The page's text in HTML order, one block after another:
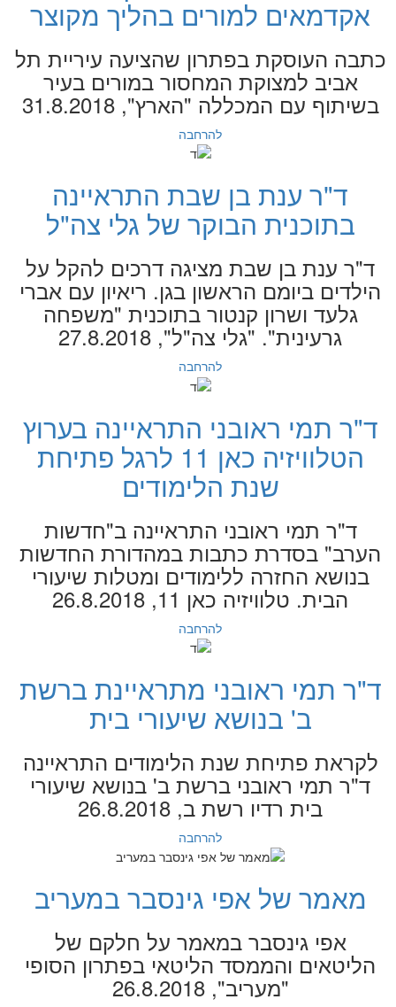
אקדמאים למורים בהליך מקוצר
כתבה העוסקת בפתרון שהציעה עיריית תל
אביב למצוקת המחסור במורים בעיר
בשיתוף עם המכללה "הארץ", 31.8.2018
להרחבה
ד"ר ענת בן שבת התראיינה
בתוכנית הבוקר של גלי צה"ל
ד"ר ענת בן שבת מציגה דרכים להקל על
הילדים ביומם הראשון בגן. ריאיון עם אברי
גלעד ושרון קנטור בתוכנית "משפחה
גרעינית". "גלי צה"ל", 27.8.2018
להרחבה
ד"ר תמי ראובני התראיינה בערוץ
הטלוויזיה כאן 11 לרגל פתיחת
שנת הלימודים
ד"ר תמי ראובני התראיינה ב"חדשות
הערב" בסדרת כתבות במהדורת החדשות
בנושא החזרה ללימודים ומטלות שיעורי
הבית. טלוויזיה כאן 11, 26.8.2018
להרחבה
ד"ר תמי ראובני מתראיינת ברשת
ב' בנושא שיעורי בית
לקראת פתיחת שנת הלימודים התראיינה
ד"ר תמי ראובני ברשת ב' בנושא שיעורי
בית רדיו רשת ב, 26.8.2018
להרחבה
מאמר של אפי גינסבר במעריב
אפי גינסבר במאמר על חלקם של
הליטאים והממסד הליטאי בפתרון הסופי
"מעריב", 26.8.2018